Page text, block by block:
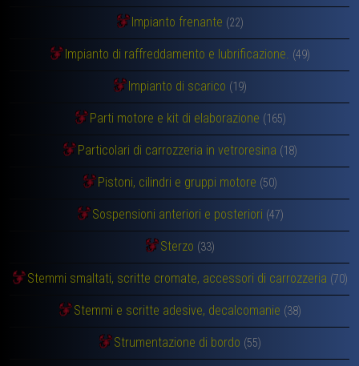
Impianto frenante (22)
Impianto di raffreddamento e lubrificazione. (49)
Impianto di scarico (19)
Parti motore e kit di elaborazione (165)
Particolari di carrozzeria in vetroresina (18)
Pistoni, cilindri e gruppi motore (50)
Sospensioni anteriori e posteriori (47)
Sterzo (33)
Stemmi smaltati, scritte cromate, accessori di carrozzeria (70)
Stemmi e scritte adesive, decalcomanie (38)
Strumentazione di bordo (55)